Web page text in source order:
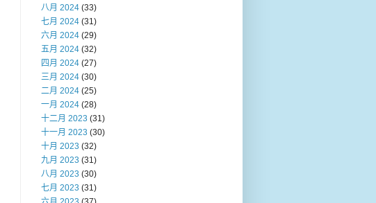
八月 2024 (33)
七月 2024 (31)
六月 2024 (29)
五月 2024 (32)
四月 2024 (27)
三月 2024 (30)
二月 2024 (25)
一月 2024 (28)
十二月 2023 (31)
十一月 2023 (30)
十月 2023 (32)
九月 2023 (31)
八月 2023 (30)
七月 2023 (31)